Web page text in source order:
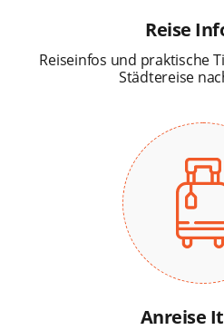
Reise
Reiseinfos und praktische
Städtereise
Anreise